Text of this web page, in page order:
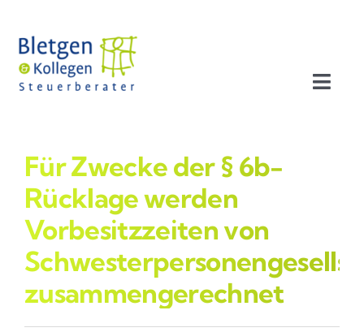
Inhalt
springen
Profil
Leistungen
Team
Für Zwecke der § 6b-
Rücklage werden
Vorbesitzzeiten von
zusammengerechnet